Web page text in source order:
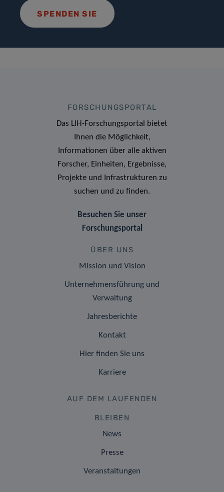
SPENDEN SIE
FORSCHUNGSPORTAL
Das LIH-Forschungsportal bietet
Ihnen die Möglichkeit,
Informationen über alle aktiven
Forscher, Einheiten, Ergebnisse,
Projekte und Infrastrukturen zu
suchen und zu finden.
Besuchen Sie unser
Forschungsportal
ÜBER UNS
Mission und Vision
Unternehmensführung und
Verwaltung
Jahresberichte
Kontakt
Hier finden Sie uns
Karriere
AUF DEM LAUFENDEN
BLEIBEN
News
Presse
Veranstaltungen